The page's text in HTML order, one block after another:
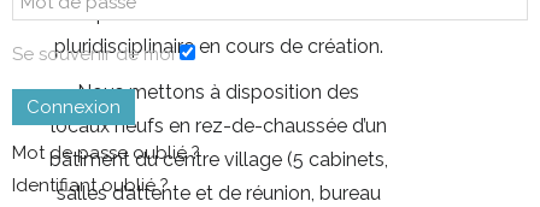
pour notre maison de santé
pluridisciplinaire en cours de création.
Nous mettons à disposition des
locaux neufs en rez-de-chaussée d’un
bâtiment du centre village (5 cabinets,
salles d’attente et de réunion, bureau
Se souvenir de moi
Connexion
Mot de passe oublié ?
Identifiant oublié ?